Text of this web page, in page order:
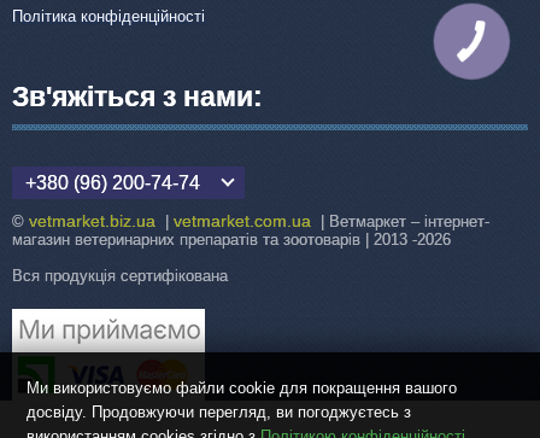
Політика конфіденційності
Зв'яжіться з нами:
+380 (96) 200-74-74
© vetmarket.biz.ua vetmarket.com.ua | Ветмаркет – інтернет-
магазин ветеринарних препаратів та зоотоварів | 2013 -2026
Вся продукція сертифікована
Ми використовуємо файли cookie для покращення вашого
досвіду. Продовжуючи перегляд, ви погоджуєтесь з
КНОПКА
ЗВ'ЯЗКУ